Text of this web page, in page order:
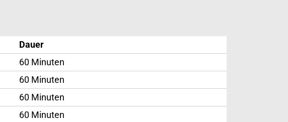
Dauer
60 Minuten
60 Minuten
60 Minuten
60 Minuten